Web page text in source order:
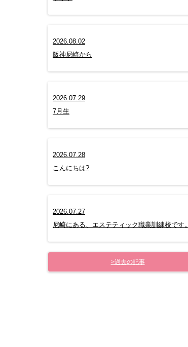
2026.08.02
阪神尼崎から
2026.07.29
7月生
2026.07.28
こんにちは?
2026.07.27
尼崎にある、エステティック職業訓練校です。
>過去の記事